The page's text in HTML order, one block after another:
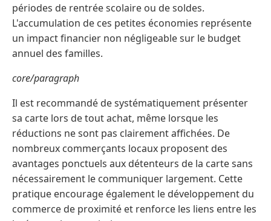
périodes de rentrée scolaire ou de soldes.
L'accumulation de ces petites économies représente
un impact financier non négligeable sur le budget
annuel des familles.
core/paragraph
Il est recommandé de systématiquement présenter
sa carte lors de tout achat, même lorsque les
réductions ne sont pas clairement affichées. De
nombreux commerçants locaux proposent des
avantages ponctuels aux détenteurs de la carte sans
nécessairement le communiquer largement. Cette
pratique encourage également le développement du
commerce de proximité et renforce les liens entre les